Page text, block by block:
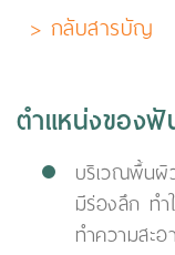
> กลับสารบัญ
ตำแหน่งของ
บริเวณพื้นผิ
มีร่องลึก ทำ
ทำความสะอ